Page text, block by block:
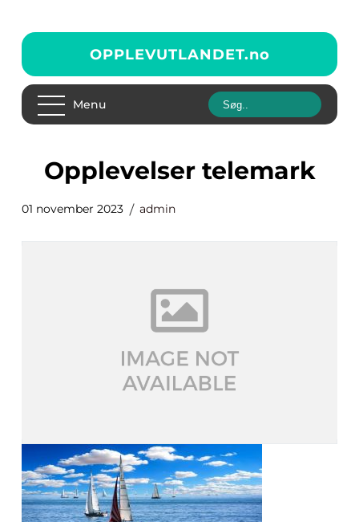
OPPLEVUTLANDET.no
Menu
opplevelser telemark
01 november 2023 admin